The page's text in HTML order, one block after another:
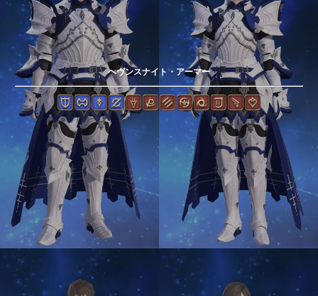
ヘヴンスナイト・アーマー